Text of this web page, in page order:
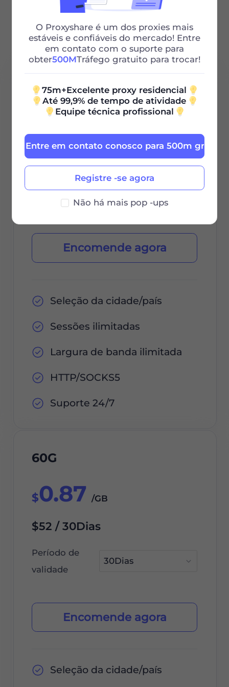
10G
0.9
$9 / 30Dias
Período de
validade
Encomende agora
Seleção da cidade/país
Sessões ilimitadas
Largura de banda ilimitada
HTTP/SOCKS5
Suporte 24/7
60G
$0.87 /GB
$52 / 30Dias
Período de
validade
Encomende agora
Seleção da cidade/país
O Proxyshare é um dos proxies mais
estáveis ​​e confiáveis ​​do mercado! Entre
em contato com o suporte para
obter500MTráfego gratuito para trocar!
75m+Excelente proxy residencial
Até 99,9% de tempo de atividade
Equipe técnica profissional
Registre -se agora
Entre em contato conosco para 500m grátis
Não há mais pop -ups